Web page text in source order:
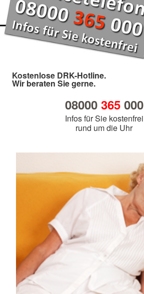
Kostenlose DRK-Hotline.
Wir beraten Sie gerne.
08000 365000
Infos für Sie kostenfrei
rund um die Uhr